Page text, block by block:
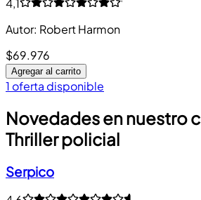
4,1
Autor: Robert Harmon
$69.976
Agregar al carrito
1 oferta disponible
Novedades en nuestro
Thriller policial
Serpico